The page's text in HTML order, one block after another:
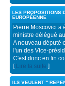
LES PROPOSITIONS
EUROPÉENNE
Pierre Moscovici a
ministre délégué
A nouveau député
l'un des Vice-
C'est donc en fin
[ Lire la suite ]
ILS VEULENT "